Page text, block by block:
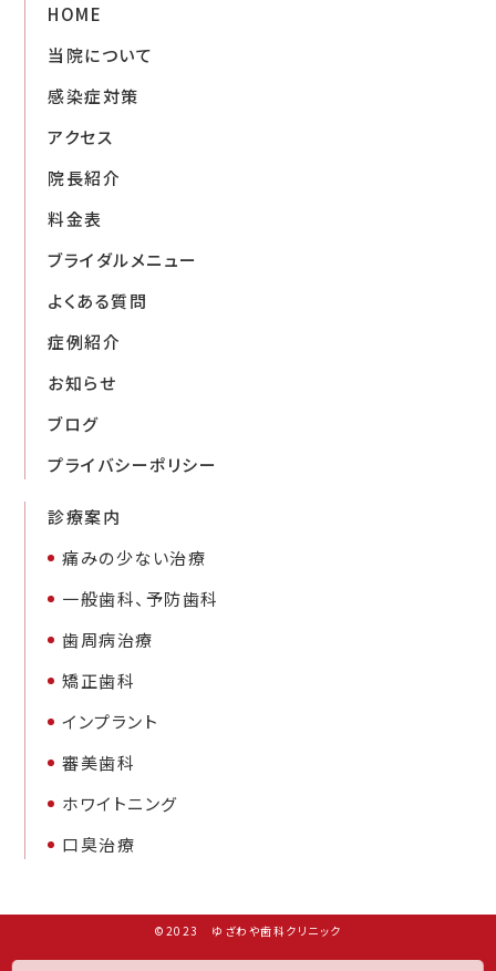
HOME
当院について
感染症対策
アクセス
院長紹介
料金表
ブライダルメニュー
よくある質問
症例紹介
お知らせ
ブログ
プライバシーポリシー
診療案内
痛みの少ない治療
一般歯科、予防歯科
歯周病治療
矯正歯科
インプラント
審美歯科
ホワイトニング
口臭治療
©2023 ゆざわや歯科クリニック